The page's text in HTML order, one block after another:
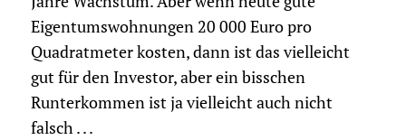
Eigentumswohnungen 20 000 Euro pro
Quadratmeter kosten, dann ist das vielleicht
gut für den Investor, aber ein bisschen
Runterkommen ist ja vielleicht auch nicht
falsch . . .